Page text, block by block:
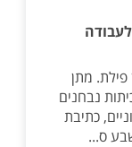
פילת. מתן
נבחנים
כתיבת
ס...